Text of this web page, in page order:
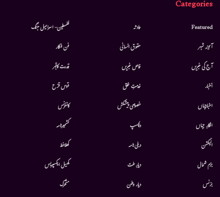
Categories
Featured
آئینہ شہر
آج کی خبریں
أخبار
اخبارجہاں
افکارِ جہاں
الیکشن
بزم شمال
بزنس
حادثہ
حقوق انسانی
خاص خبریں
خدمتِ خلق
خصوصی پیشکش
دلچسپ
دہلی نامہ
دیارِ ملت
دیار وطن
فلسطین- اسرائیل جنگ
فن فنکار
قدرت کاقہر
قوس قزح
کانفرنس
کشمیرنامہ
کھلاخط
کھیل ایکسپریس
متحرك